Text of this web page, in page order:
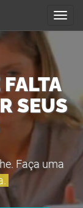
SEUS
Faça uma